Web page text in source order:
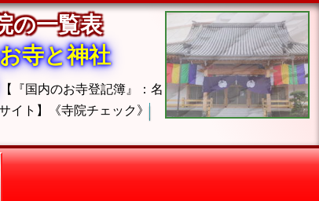
の一覧表
寺と神社
【『国内のお寺登記簿』：名
イト】《寺院チェック》